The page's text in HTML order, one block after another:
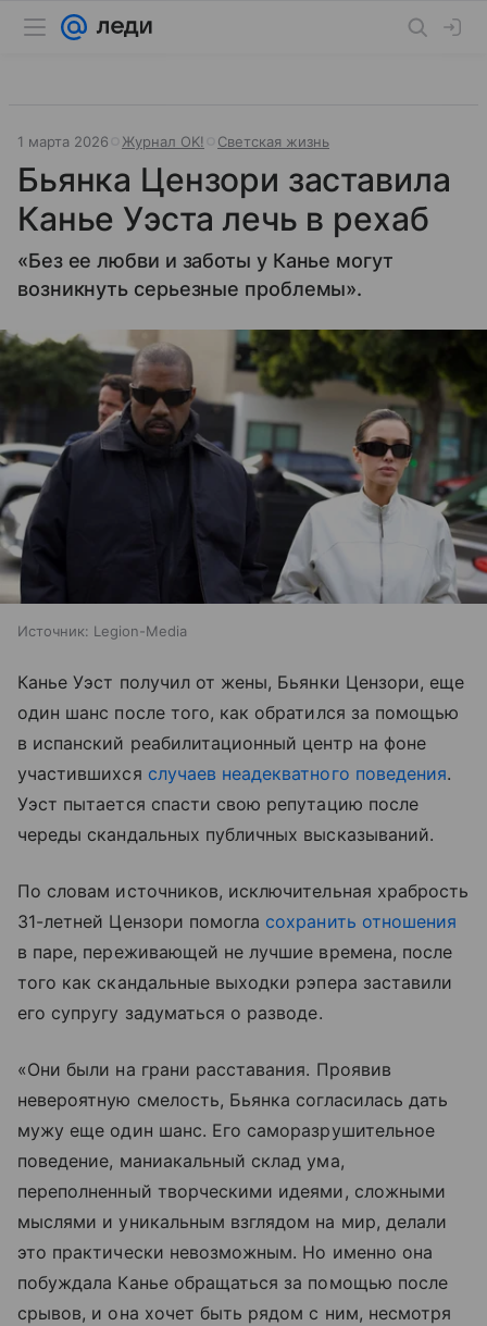
1 марта 2026 Журнал OK! Светская жизнь
Бьянка Цензори заставила
Канье Уэста лечь в рехаб
«Без ее любви и заботы у Канье могут
возникнуть серьезные проблемы».
Источник: Legion-Media
Канье Уэст получил от жены, Бьянки Цензори, еще
один шанс после того, как обратился за помощью
в испанский реабилитационный центр на фоне
участившихся случаев неадекватного поведения.
Уэст пытается спасти свою репутацию после
череды скандальных публичных высказываний.
По словам источников, исключительная храбрость
31-летней Цензори помогла сохранить отношения
в паре, переживающей не лучшие времена, после
того как скандальные выходки рэпера заставили
его супругу задуматься о разводе.
«Они были на грани расставания. Проявив
невероятную смелость, Бьянка согласилась дать
мужу еще один шанс. Его саморазрушительное
поведение, маниакальный склад ума,
переполненный творческими идеями, сложными
мыслями и уникальным взглядом на мир, делали
это практически невозможным. Но именно она
побуждала Канье обращаться за помощью после
срывов, и она хочет быть рядом с ним, несмотря